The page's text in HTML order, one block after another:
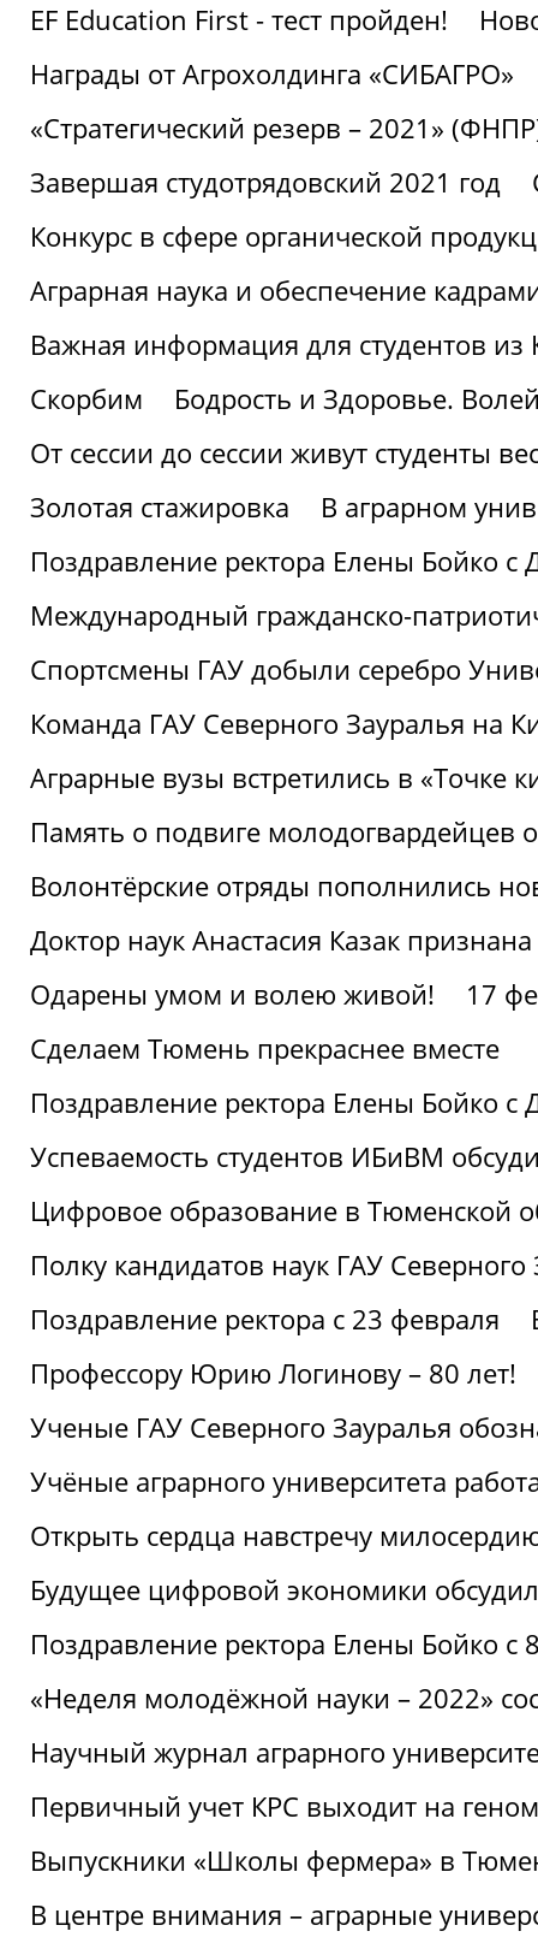
EF Education First - тест пройден!
Награды от Агрохолдинга «СИБАГРО»
«Стратегический резерв – 2021»
Завершая студотрядовский 2021 год
Конкурс в сфере органической
Аграрная наука и обеспечение
Важная информация для студентов из
Скорбим
Бодрость и Здоровье.
От сессии до сессии живут студенты
Золотая стажировка
В аграрном
Поздравление ректора Елены Бойко с
Международный гражданско-
Спортсмены ГАУ добыли серебро
Команда ГАУ Северного Зауралья на
Аграрные вузы встретились в «Точке
Память о подвиге молодогвардейцев
Волонтёрские отряды пополнились
Доктор наук Анастасия Казак
Одарены умом и волею живой!
17
Сделаем Тюмень прекраснее вместе
Поздравление ректора Елены Бойко с
Успеваемость студентов ИБиВМ
Цифровое образование в Тюменской
Полку кандидатов наук ГАУ
Поздравление ректора с 23 февраля
Профессору Юрию Логинову – 80 лет!
Ученые ГАУ Северного Зауралья
Учёные аграрного университета
Открыть сердца навстречу
Будущее цифровой экономики
Поздравление ректора Елены Бойко с
«Неделя молодёжной науки – 2022»
Научный журнал аграрного
Первичный учет КРС выходит на
Выпускники «Школы фермера» в
В центре внимания – аграрные